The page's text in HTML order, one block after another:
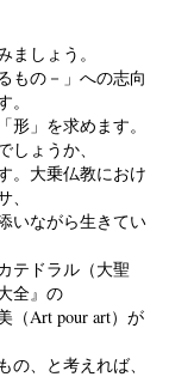
しょう。
もの－」への志向
」を求めます。
ょうか、
。大乗仏教におけ
いながら生きてい
テドラル（大聖
全』の
（Art pour art）が
、と考えれば、